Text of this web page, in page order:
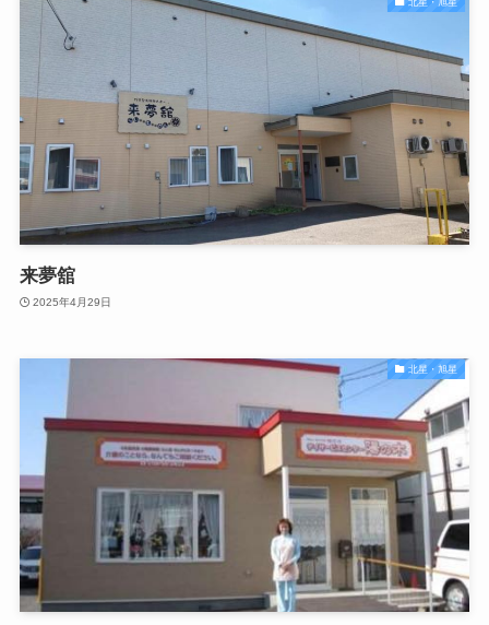
来夢舘
2025年4月29日
北星・旭星